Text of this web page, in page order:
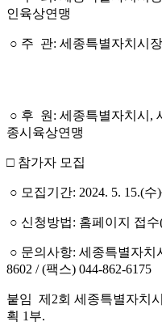
인육상연맹
○ 주 관: 세종특별자치시
○ 후 원 : 세종특별자치시 ,
종시육상연맹
□ 참가자 모집
○ 모집기간: 2024. 5. 15.(
○ 신청방법: 홈페이지 접수
○ 문의사항: 세종특별자치
8602 / (팩스) 044-862-6175
붙임 제2회 세종특별자치
획 1부.